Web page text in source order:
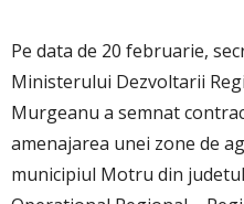
Pe data de 20 februarie,
Ministerului Dezvoltarii
Murgeanu a semnat
amenajarea unei zone de
municipiul Motru din